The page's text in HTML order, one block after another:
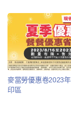
麥當勞優惠卷2023
印區